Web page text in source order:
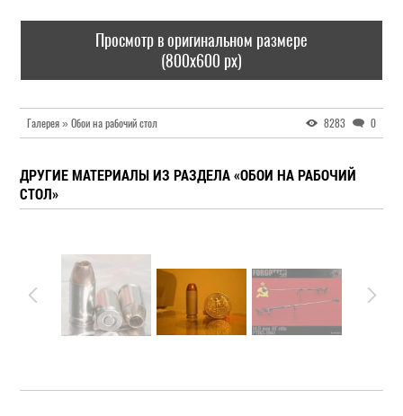
Просмотр в оригинальном размере
(800x600 px)
Галерея » Обои на рабочий стол 8283 0
ДРУГИЕ МАТЕРИАЛЫ ИЗ РАЗДЕЛА «ОБОИ НА РАБОЧИЙ
СТОЛ»